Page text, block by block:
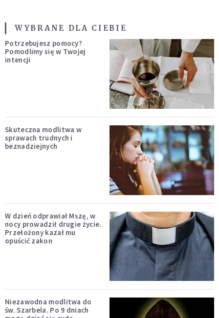
WYBRANE DLA CIEBIE
Potrzebujesz pomocy?
Pomodlimy się w Twojej
intencji
Skuteczna modlitwa w
sprawach trudnych i
beznadziejnych
W dzień odprawiał Mszę, w
nocy prowadził drugie życie.
Przełożony kazał mu
opuścić zakon
Niezawodna modlitwa do
św. Szarbela. Po 9 dniach